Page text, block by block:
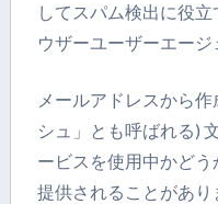
してスパム検出に役
ウザーユーザーエージ
メールアドレスから
シュ」とも呼ばれる)
ービスを使用中かど
提供されることがあ